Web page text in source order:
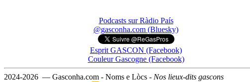
Podcasts sur Ràdio País
@gasconha.com (Bluesky)
Esprit GASCON (Facebook)
Couleur Gascogne (Facebook)
2024-2026 — Gasconha.com - Noms e Lòcs - Nos lieux-dits gascons